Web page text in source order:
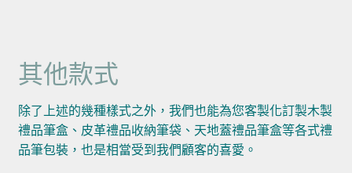
其他款式
除了上述的幾種樣式之外，我們也能為您客製化訂製木製
禮品筆盒、皮革禮品收納筆袋、天地蓋禮品筆盒等各式禮
品筆包裝，也是相當受到我們顧客的喜愛。